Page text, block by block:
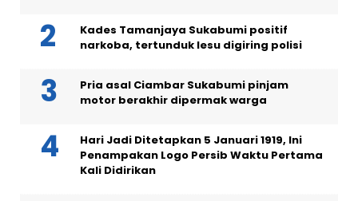
Kades Tamanjaya Sukabumi positif
narkoba, tertunduk lesu digiring polisi
Pria asal Ciambar Sukabumi pinjam
motor berakhir dipermak warga
Hari Jadi Ditetapkan 5 Januari 1919, Ini
Penampakan Logo Persib Waktu Pertama
Kali Didirikan